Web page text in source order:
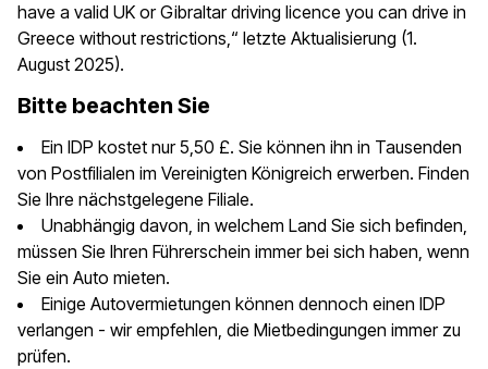
have a valid UK or Gibraltar driving licence you can drive in
Greece without restrictions,“ letzte Aktualisierung (1.
August 2025).
Bitte beachten Sie
Ein IDP kostet nur 5,50 £. Sie können ihn in Tausenden
von Postfilialen im Vereinigten Königreich erwerben. Finden
Sie Ihre nächstgelegene Filiale.
Unabhängig davon, in welchem Land Sie sich befinden,
müssen Sie Ihren Führerschein immer bei sich haben, wenn
Sie ein Auto mieten.
Einige Autovermietungen können dennoch einen IDP
verlangen - wir empfehlen, die Mietbedingungen immer zu
prüfen.